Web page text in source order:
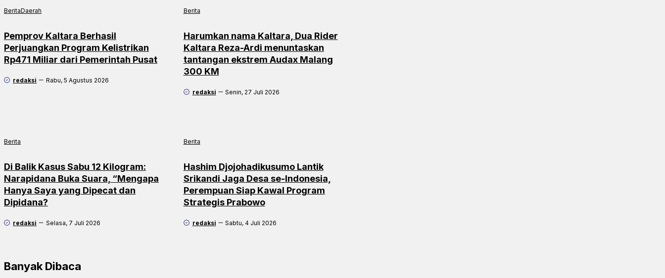
BeritaDaerah
Pemprov Kaltara Berhasil
Perjuangkan Program Kelistrikan
Rp471 Miliar dari Pemerintah Pusat
redaksi Rabu, 5 Agustus 2026
Berita
Harumkan nama Kaltara, Dua Rider
Kaltara Reza-Ardi menuntaskan
tantangan ekstrem Audax Malang
300 KM
redaksi Senin, 27 Juli 2026
Berita
Di Balik Kasus Sabu 12 Kilogram:
Narapidana Buka Suara, “Mengapa
Hanya Saya yang Dipecat dan
Dipidana?
redaksi Selasa, 7 Juli 2026
Berita
Hashim Djojohadikusumo Lantik
Srikandi Jaga Desa se-Indonesia,
Perempuan Siap Kawal Program
Strategis Prabowo
redaksi Sabtu, 4 Juli 2026
Banyak Dibaca